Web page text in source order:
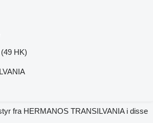
HK)
fra HERMANOS TRANSILVANIA i disse